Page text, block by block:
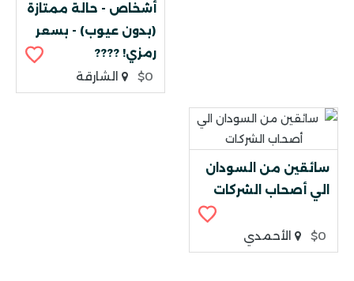
أشخاص - حالة ممتازة
(بدون عيوب) - بسعر
رمزي! ????
$0
الشارقة
سائقين من السودان
الي أصحاب الشركات
$0 الأحمدي